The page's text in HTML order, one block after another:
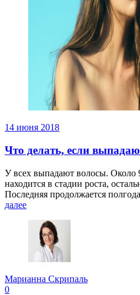
14 июня 2018
Что делать, если
У всех выпадают волосы. Около
находится в стадии роста,
Последняя продолжается
далее
Марианна Скрипаль
0